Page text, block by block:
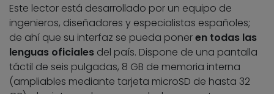
Este lector está desarrollado por un equipo de
ingenieros, diseñadores y especialistas españoles;
de ahí que su interfaz se pueda poneren todas las
lenguas oficiales del país. Dispone de una pantalla
táctil de seis pulgadas, 8 GB de memoria interna
(ampliables mediante tarjeta microSD de hasta 32